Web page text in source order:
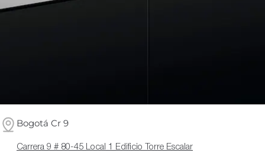
Bogotá Cr 9
Carrera 9 # 80-45 Local 1 Edificio Torre Escalar